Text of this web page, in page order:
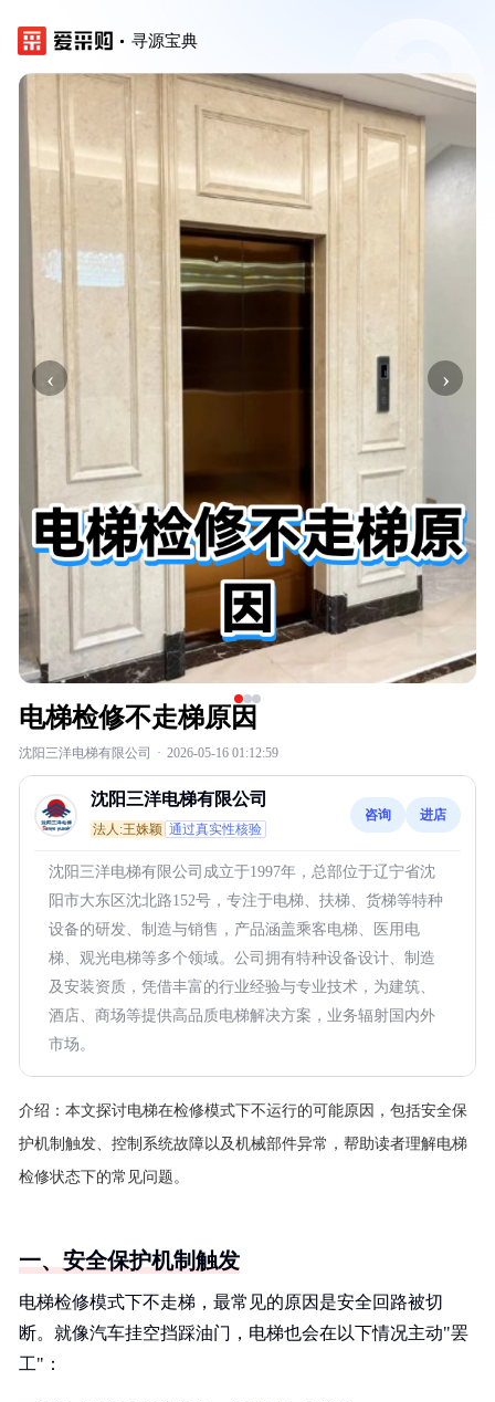
寻源宝典
‹ ›
电梯检修不走梯原因
沈阳三洋电梯有限公司 · 2026-05-16 01:12:59
沈阳三洋电梯有限公司
法人:王姝颖 通过真实性核验
咨询 进店
沈阳三洋电梯有限公司成立于1997年，总部位于辽宁省沈
阳市大东区沈北路152号，专注于电梯、扶梯、货梯等特种
设备的研发、制造与销售，产品涵盖乘客电梯、医用电
梯、观光电梯等多个领域。公司拥有特种设备设计、制造
及安装资质，凭借丰富的行业经验与专业技术，为建筑、
酒店、商场等提供高品质电梯解决方案，业务辐射国内外
市场。
介绍： 本文探讨电梯在检修模式下不运行的可能原因，包括安全保
护机制触发、控制系统故障以及机械部件异常，帮助读者理解电梯
检修状态下的常见问题。
一、安全保护机制触发
电梯检修模式下不走梯，最常见的原因是安全回路被切
断。就像汽车挂空挡踩油门，电梯也会在以下情况主动"罢
工"：